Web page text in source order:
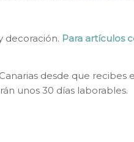
decoración. Para artículos
desde que
unos 30 días laborables.